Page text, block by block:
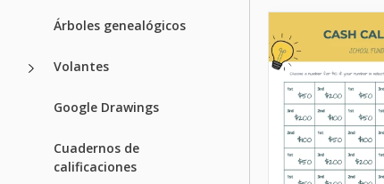
Árboles genealógicos
Volantes
Google Drawings
Cuadernos de
calificaciones